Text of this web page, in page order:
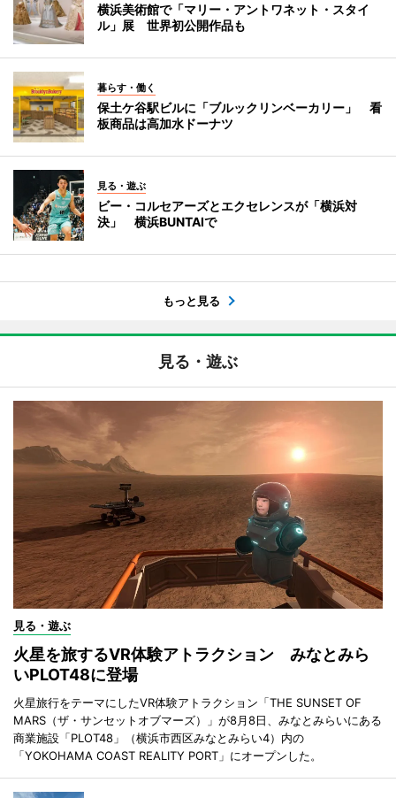
横浜美術館で「マリー・アントワネット・スタイ
ル」展 世界初公開作品も
暮らす・働く
保土ケ谷駅ビルに「ブルックリンベーカリー」 看
板商品は高加水ドーナツ
見る・遊ぶ
ビー・コルセアーズとエクセレンスが「横浜対
決」 横浜BUNTAIで
もっと見る
見る・遊ぶ
見る・遊ぶ
火星を旅するVR体験アトラクション みなとみら
いPLOT48に登場
火星旅行をテーマにしたVR体験アトラクション「THE SUNSET OF
MARS（ザ・サンセットオブマーズ）」が8月8日、みなとみらいにある
商業施設「PLOT48」（横浜市西区みなとみらい4）内の
「YOKOHAMA COAST REALITY PORT」にオープンした。